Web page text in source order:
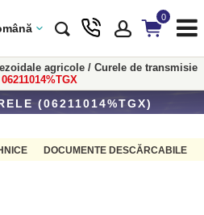
0
agricole / Curele de transmisie
06211014%TGX
(06211014%TGX)
DOCUMENTE DESCĂRCABILE